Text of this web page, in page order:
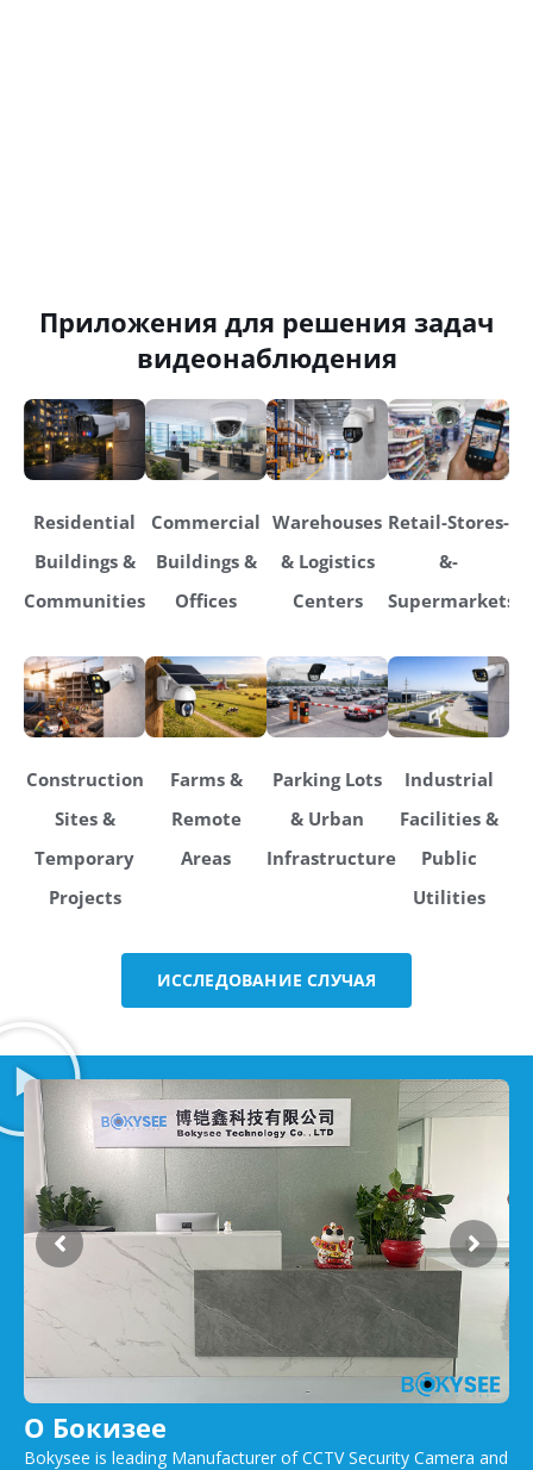
Приложения для решения задач
видеонаблюдения
Residential
Buildings &
Communities
Commercial
Buildings &
Offices
Warehouses
& Logistics
Centers
Retail-Stores-
&-
Supermarkets
Construction
Sites &
Temporary
Projects
Farms &
Remote
Areas
Parking Lots
& Urban
Infrastructure
Industrial
Facilities &
Public
Utilities
ИССЛЕДОВАНИЕ СЛУЧАЯ
О Бокизее
Bokysee is leading Manufacturer of CCTV Security Camera and